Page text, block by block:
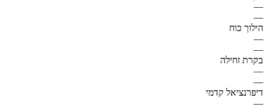
—
—
הילוך כוח
—
—
בקרת זחילה
—
—
דיפרנציאל קדמי
—